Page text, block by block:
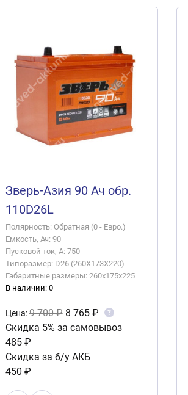
Зверь-Азия 90 Ач обр.
110D26L
Полярность: Обратная (0 - Евро.)
Емкость, Ач: 90
Пусковой ток, А: 750
Типоразмер: D26 (260X173X220)
Габаритные размеры: 260x175x225
В наличии: 0
Цена:9 700 ₽ 8 765 ₽ ?
Скидка 5% за самовывоз
485 ₽
Скидка за б/у АКБ
450 ₽